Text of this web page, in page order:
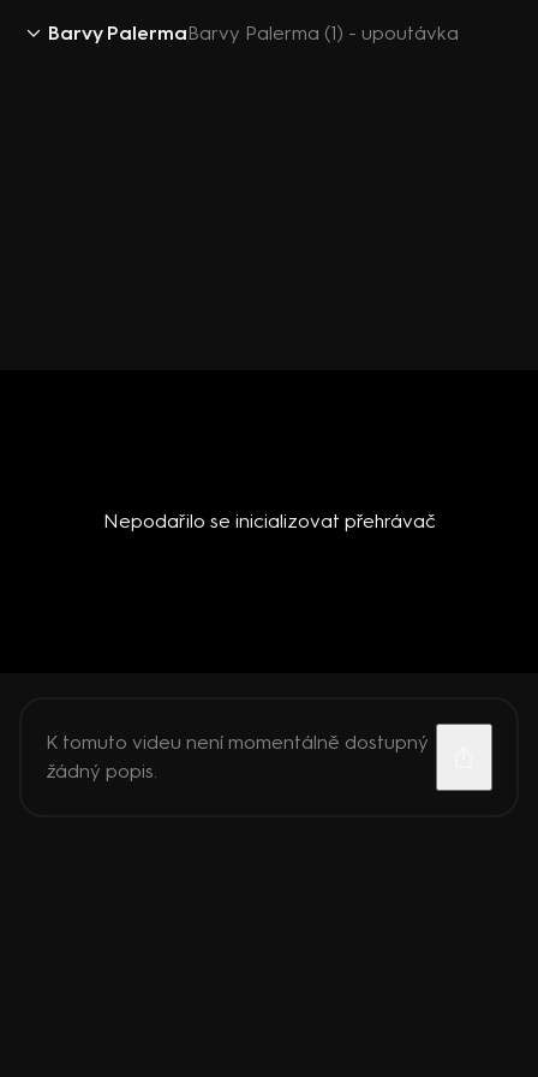
Barvy PalermaBarvy Palerma (1) - upoutávka
Nepodařilo se inicializovat přehrávač
K tomuto videu není momentálně dostupný
žádný popis.